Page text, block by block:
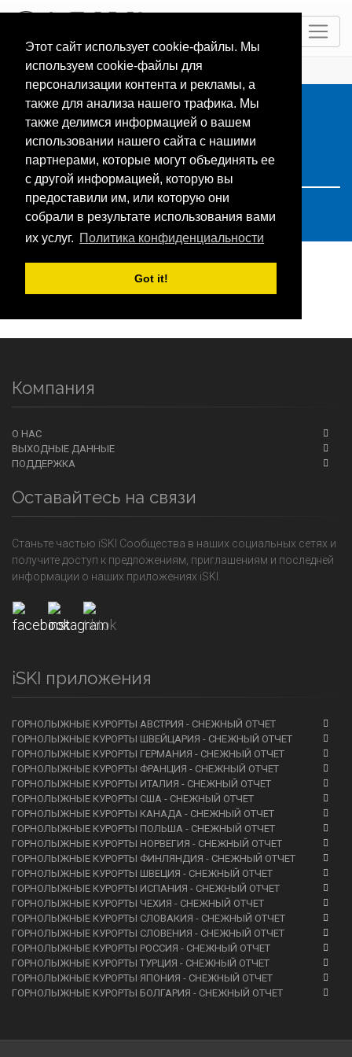
Этот сайт использует cookie-файлы. Мы
используем cookie-файлы для
персонализации контента и рекламы, а
также для анализа нашего трафика. Мы
также делимся информацией о вашем
использовании нашего сайта с нашими
партнерами, которые могут объединять ее
с другой информацией, которую вы
предоставили им, или которую они
собрали в результате использования вами
их услуг. Политика конфиденциальности
Got it!
ГЛАВНАЯ Resorts Search: finland
Компания
О НАС
ВЫХОДНЫЕ ДАННЫЕ
ПОДДЕРЖКА
Оставайтесь на связи
Станьте частью iSKI Сообщества в наших социальных сетях и
получите доступ к предложениям, приглашениям и последней
информации о наших приложениях iSKI.
iSKI приложения
ГОРНОЛЫЖНЫЕ КУРОРТЫ АВСТРИЯ - СНЕЖНЫЙ ОТЧЕТ
ГОРНОЛЫЖНЫЕ КУРОРТЫ ШВЕЙЦАРИЯ - СНЕЖНЫЙ ОТЧЕТ
ГОРНОЛЫЖНЫЕ КУРОРТЫ ГЕРМАНИЯ - СНЕЖНЫЙ ОТЧЕТ
ГОРНОЛЫЖНЫЕ КУРОРТЫ ФРАНЦИЯ - СНЕЖНЫЙ ОТЧЕТ
ГОРНОЛЫЖНЫЕ КУРОРТЫ ИТАЛИЯ - СНЕЖНЫЙ ОТЧЕТ
ГОРНОЛЫЖНЫЕ КУРОРТЫ США - СНЕЖНЫЙ ОТЧЕТ
ГОРНОЛЫЖНЫЕ КУРОРТЫ КАНАДА - СНЕЖНЫЙ ОТЧЕТ
ГОРНОЛЫЖНЫЕ КУРОРТЫ ПОЛЬША - СНЕЖНЫЙ ОТЧЕТ
ГОРНОЛЫЖНЫЕ КУРОРТЫ НОРВЕГИЯ - СНЕЖНЫЙ ОТЧЕТ
ГОРНОЛЫЖНЫЕ КУРОРТЫ ФИНЛЯНДИЯ - СНЕЖНЫЙ ОТЧЕТ
ГОРНОЛЫЖНЫЕ КУРОРТЫ ШВЕЦИЯ - СНЕЖНЫЙ ОТЧЕТ
ГОРНОЛЫЖНЫЕ КУРОРТЫ ИСПАНИЯ - СНЕЖНЫЙ ОТЧЕТ
ГОРНОЛЫЖНЫЕ КУРОРТЫ ЧЕХИЯ - СНЕЖНЫЙ ОТЧЕТ
ГОРНОЛЫЖНЫЕ КУРОРТЫ СЛОВАКИЯ - СНЕЖНЫЙ ОТЧЕТ
ГОРНОЛЫЖНЫЕ КУРОРТЫ СЛОВЕНИЯ - СНЕЖНЫЙ ОТЧЕТ
ГОРНОЛЫЖНЫЕ КУРОРТЫ РОССИЯ - СНЕЖНЫЙ ОТЧЕТ
ГОРНОЛЫЖНЫЕ КУРОРТЫ ТУРЦИЯ - СНЕЖНЫЙ ОТЧЕТ
ГОРНОЛЫЖНЫЕ КУРОРТЫ ЯПОНИЯ - СНЕЖНЫЙ ОТЧЕТ
ГОРНОЛЫЖНЫЕ КУРОРТЫ БОЛГАРИЯ - СНЕЖНЫЙ ОТЧЕТ